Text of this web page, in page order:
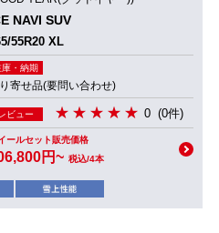
NAVI SUV
55R20 XL
庫・納期
寄せ品(要問い合わせ)
ビュー 0 (0件)
ールセット販売価格
円~ 税込/4本